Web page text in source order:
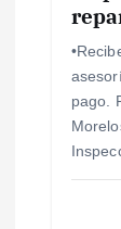
pago.